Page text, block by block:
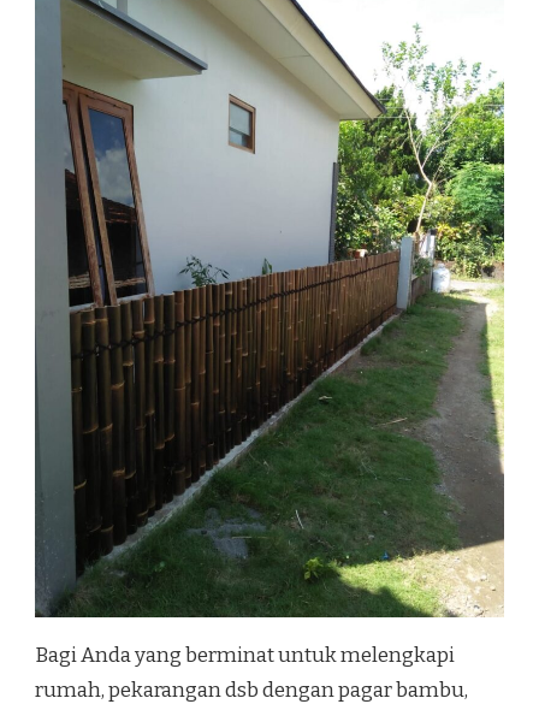
Bagi Anda yang berminat untuk melengkapi
rumah, pekarangan dsb dengan pagar bambu,